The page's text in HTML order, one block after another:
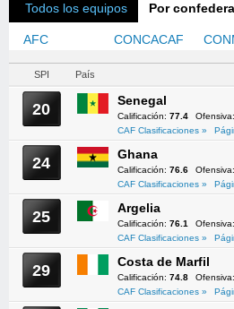
Todos los equipos Por
AFC CONCACAF
SPI País
20 Senegal
Calificación: 77.4 Ofensiva:
CAF Clasificaciones »
24 Ghana
Calificación: 76.6 Ofensiva:
CAF Clasificaciones »
25 Argelia
Calificación: 76.1 Ofensiva:
CAF Clasificaciones »
29 Costa de Marfil
Calificación: 74.8 Ofensiva:
CAF Clasificaciones »